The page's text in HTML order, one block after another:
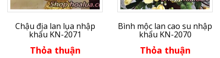
Chậu địa lan lụa nhập
khẩu KN-2071
Thỏa thuận
Bình mộc lan cao su nhập
khẩu KN-2070
Thỏa thuận